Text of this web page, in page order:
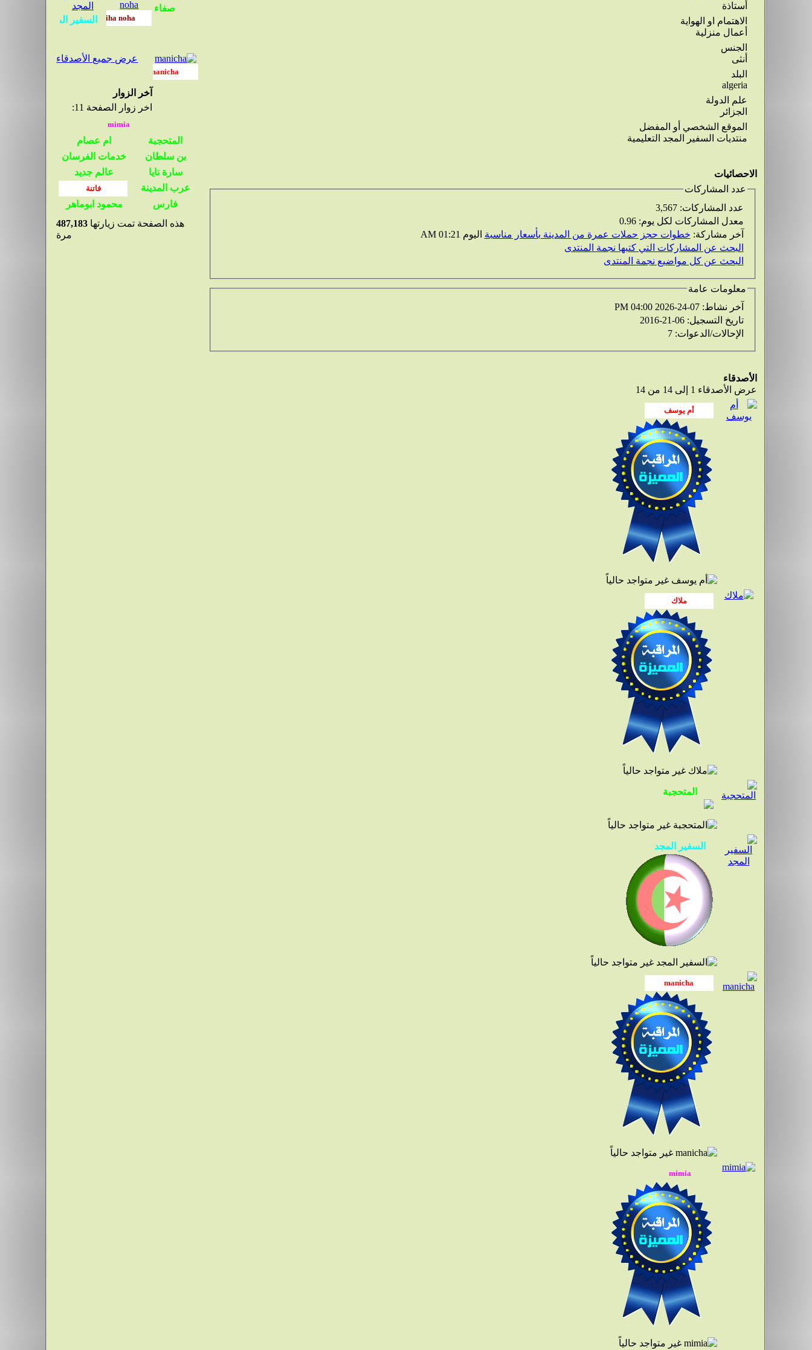
أستاذة
الاهتمام او الهواية
أعمال منزلية
الجنس
أنثى
البلد
algeria
علم الدولة
الجزائر
الموقع الشخصي أو المفضل
منتديات السفير المجد التعليمية
الاحصائيات
عدد المشاركات
عدد المشاركات: 3,567
معدل المشاركات لكل يوم: 0.96
آخر مشاركة: خطوات حجز حملات عمرة من المدينة بأسعار مناسبة اليوم 01:21 AM
البحث عن المشاركات التي كتبها نجمة المنتدى
البحث عن كل مواضيع نجمة المنتدى
معلومات عامة
آخر نشاط: 07-24-2026
04:00 PM
تاريخ التسجيل: 06-21-2016
الإحالات/الدعوات: 7
الأصدقاء
عرض الأصدقاء 1 إلى 14 من 14
عرض جميع الأصدقاء
آخر الزوار
اخر زوار الصفحة 11:
هذه الصفحة تمت زيارتها 487,183
مرة